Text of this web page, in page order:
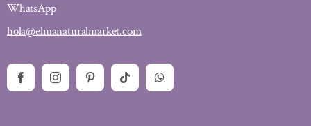
WhatsApp
hola@elmanaturalmarket.com